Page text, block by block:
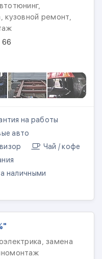
кузовной ремонт,
66
на работы
авто
Чай / кофе
наличными
замена